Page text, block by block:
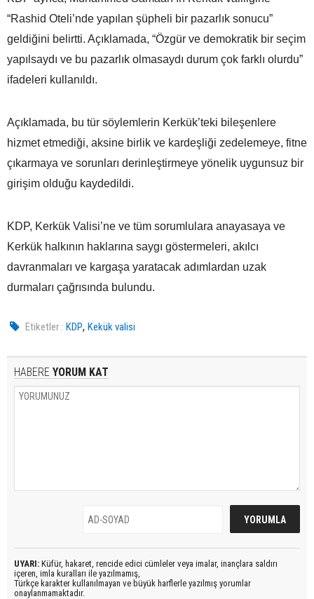
“Rashid Oteli’nde yapılan şüpheli bir pazarlık sonucu”
geldiğini belirtti. Açıklamada, “Özgür ve demokratik bir seçim
yapılsaydı ve bu pazarlık olmasaydı durum çok farklı olurdu”
ifadeleri kullanıldı.
Açıklamada, bu tür söylemlerin Kerkük’teki bileşenlere
hizmet etmediği, aksine birlik ve kardeşliği zedelemeye, fitne
çıkarmaya ve sorunları derinleştirmeye yönelik uygunsuz bir
girişim olduğu kaydedildi.
KDP, Kerkük Valisi’ne ve tüm sorumlulara anayasaya ve
Kerkük halkının haklarına saygı göstermeleri, akılcı
davranmaları ve kargaşa yaratacak adımlardan uzak
durmaları çağrısında bulundu.
Etiketler : KDP,Kekük valisi
HABERE YORUM KAT
UYARI: Küfür, hakaret, rencide edici cümleler veya imalar, inançlara saldırı
içeren, imla kuralları ile yazılmamış,
Türkçe karakter kullanılmayan ve büyük harflerle yazılmış yorumlar
onaylanmamaktadır.